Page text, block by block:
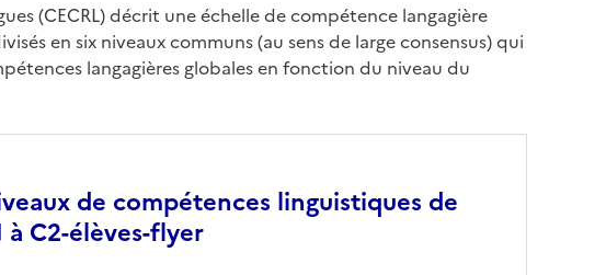
(CECRL) décrit une échelle de compétence langagière
en six niveaux communs (au sens de large consensus) qui
langagières globales en fonction du niveau du
de compétences linguistiques de
à C2-élèves-flyer